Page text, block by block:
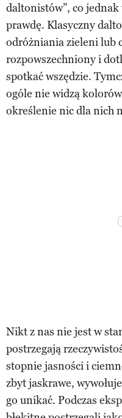
daltonistów”, co
prawdę. Klasyczny
odróżniania zieleni lub
rozpowszechniony i
spotkać wszędzie.
ogóle nie widzą
określenie nic dla nich
Nikt z nas nie jest w
postrzegają
stopnie jasności i
zbyt jaskrawe,
go unikać. Podczas